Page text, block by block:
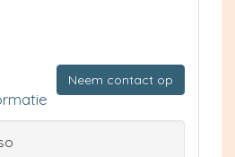
Neem contact op